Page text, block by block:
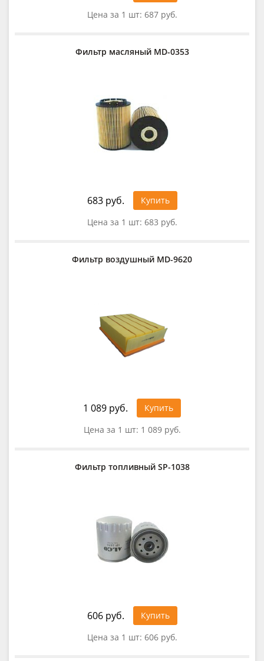
Цена за 1 шт: 687 руб.
Фильтр масляный MD-0353
683 руб.
Купить
Цена за 1 шт: 683 руб.
Фильтр воздушный MD-9620
1 089 руб.
Купить
Цена за 1 шт: 1 089 руб.
Фильтр топливный SP-1038
606 руб.
Купить
Цена за 1 шт: 606 руб.